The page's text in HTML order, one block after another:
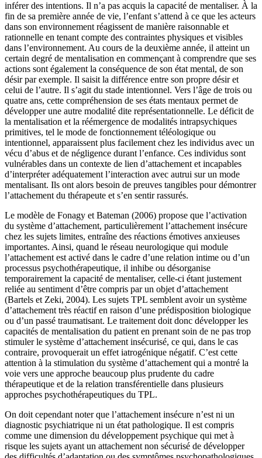
inférer des intentions. Il n’a pas acquis la capacité de mentaliser. À la
fin de sa première année de vie, l’enfant s’attend à ce que les acteurs
dans son environnement réagissent de manière raisonnable et
rationnelle en tenant compte des contraintes physiques et visibles
dans l’environnement. Au cours de la deuxième année, il atteint un
certain degré de mentalisation en commençant à comprendre que ses
actions sont également la conséquence de son état mental, de son
désir par exemple. Il saisit la différence entre son propre désir et
celui de l’autre. Il s’agit du stade intentionnel. Vers l’âge de trois ou
quatre ans, cette compréhension de ses états mentaux permet de
développer une autre modalité dite représentationnelle. Le déficit de
la mentalisation et la réémergence de modalités intrapsychiques
primitives, tel le mode de fonctionnement téléologique ou
intentionnel, apparaissent plus facilement chez les individus avec un
vécu d’abus et de négligence durant l’enfance. Ces individus sont
vulnérables dans un contexte de lien d’attachement et incapables
d’interpréter adéquatement l’interaction avec autrui sur un mode
mentalisant. Ils ont alors besoin de preuves tangibles pour démontrer
l’attachement du thérapeute et s’en sentir rassurés.
Le modèle de Fonagy et Bateman (2006) propose que l’activation
du système d’attachement, particulièrement l’attachement insécure
chez les sujets limites, entraîne des réactions émotives anxieuses
importantes. Ainsi, quand le réseau neurologique qui module
l’attachement est activé dans le cadre d’une relation intime ou d’un
processus psychothérapeutique, il inhibe ou désorganise
temporairement la capacité de mentaliser, celle-ci étant justement
reliée au sentiment d’être compris par un objet d’attachement
(Bartels et Zeki, 2004). Les sujets TPL semblent avoir un système
d’attachement très réactif en raison d’une prédisposition biologique
ou d’un passé traumatisant. Le traitement doit donc développer les
capacités de mentalisation du patient en prenant soin de ne pas trop
stimuler le système d’attachement insécurisé, ce qui, dans le cas
contraire, provoquerait un effet iatrogénique négatif. C’est cette
attention à la stimulation du système d’attachement qui a montré la
voie vers une approche beaucoup plus prudente du cadre
thérapeutique et de la relation transférentielle dans plusieurs
approches psychothérapeutiques du TPL.
On doit cependant noter que l’attachement insécure n’est ni un
diagnostic psychiatrique ni un état pathologique. Il est compris
comme une dimension du développement psychique qui met à
risque les sujets ayant un attachement non sécurisé de développer